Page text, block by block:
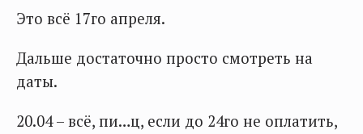
Это всё 17го апреля.
Дальше достаточно просто смотреть на
даты.
20.04 – всё, пи…ц, если до 24го не оплатить,